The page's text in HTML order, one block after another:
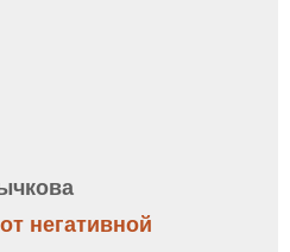
негативной